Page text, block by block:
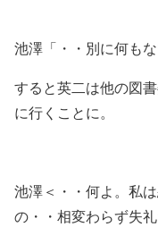
池澤「・・別に何も
すると英二は他の図
に行くことに。
池澤＜・・何よ。私
の・・相変わらず失